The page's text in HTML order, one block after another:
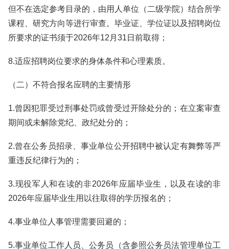
但不在选定参考目录的，由用人单位（二级学院）结合所学
课程、研究方向等进行审查。毕业证、学位证以及招聘岗位
所要求的证书须于2026年12月31日前取得；
8.适应招聘岗位要求的身体条件和心理素质。
（二）不符合报名应聘的主要情形
1.曾因犯罪受过刑事处罚或曾受过开除处分的；在立案审查
期间或未解除党纪、政纪处分的；
2.曾在公务员招录、事业单位公开招聘中被认定有舞弊等严
重违反纪律行为的；
3.现役军人和在读的非2026年应届毕业生，以及在读的非
2026年应届毕业生用以往取得的学历报名的；
4.事业单位人事管理需要回避的；
5.事业单位工作人员、公务员（含参照公务员法管理单位工